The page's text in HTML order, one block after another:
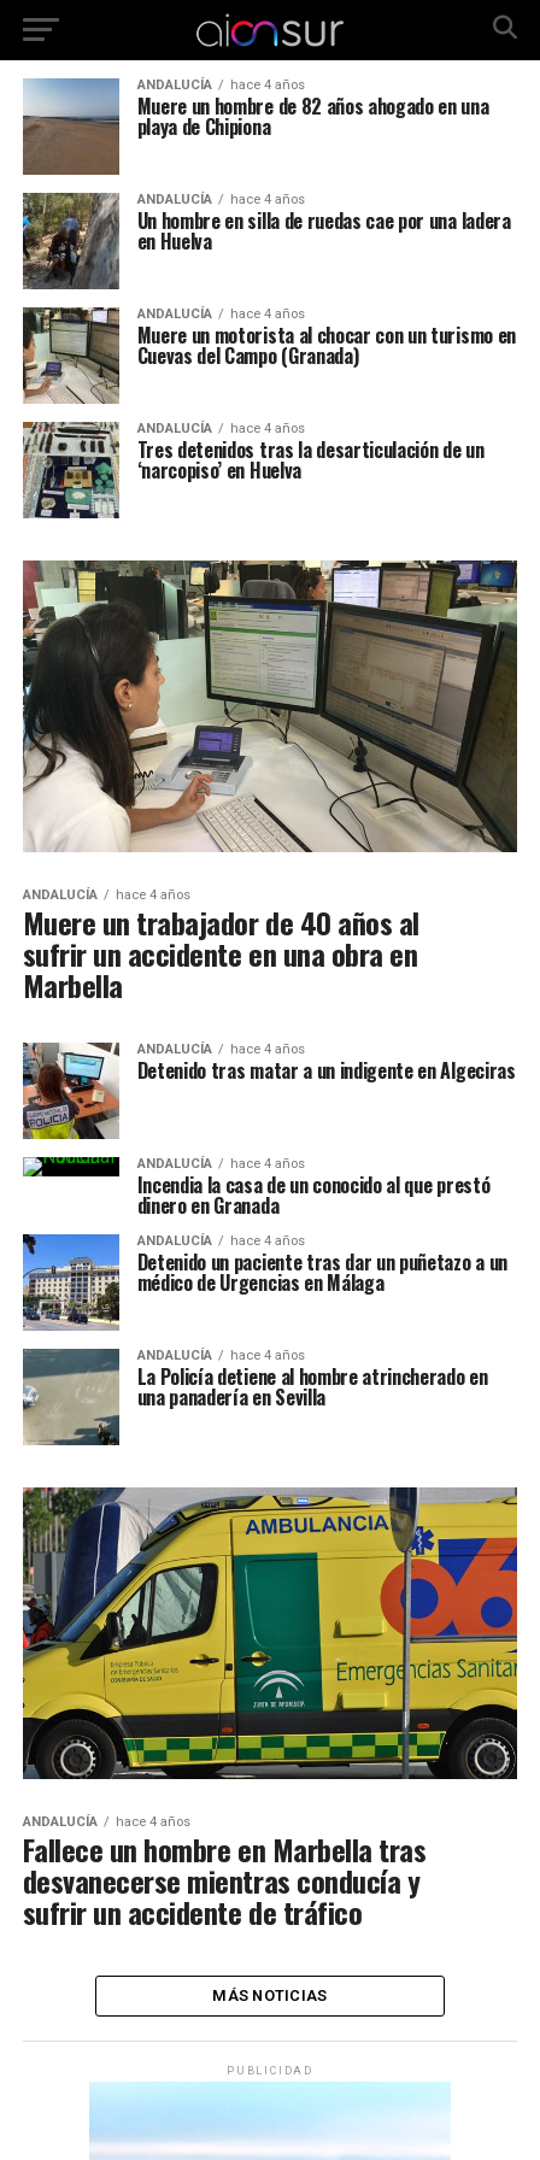
ANDALUCÍA hace 4 años
Muere un hombre de 82 años ahogado en una
playa de Chipiona
ANDALUCÍA hace 4 años
Un hombre en silla de ruedas cae por una ladera
en Huelva
ANDALUCÍA hace 4 años
Muere un motorista al chocar con un turismo en
Cuevas del Campo (Granada)
ANDALUCÍA hace 4 años
Tres detenidos tras la desarticulación de un
‘narcopiso’ en Huelva
ANDALUCÍA hace 4 años
Muere un trabajador de 40 años al
sufrir un accidente en una obra en
Marbella
ANDALUCÍA hace 4 años
Detenido tras matar a un indigente en Algeciras
ANDALUCÍA hace 4 años
Incendia la casa de un conocido al que prestó
dinero en Granada
ANDALUCÍA hace 4 años
Detenido un paciente tras dar un puñetazo a un
médico de Urgencias en Málaga
ANDALUCÍA hace 4 años
La Policía detiene al hombre atrincherado en
una panadería en Sevilla
ANDALUCÍA hace 4 años
Fallece un hombre en Marbella tras
desvanecerse mientras conducía y
sufrir un accidente de tráfico
MÁS NOTICIAS
PUBLICIDAD